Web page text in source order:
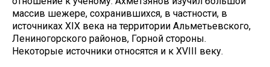
массив шежере, сохранившихся, в частности, в
источниках XIX века на территории Альметьевского,
Лениногорского районов, Горной стороны.
Некоторые источники относятся и к XVIII веку.